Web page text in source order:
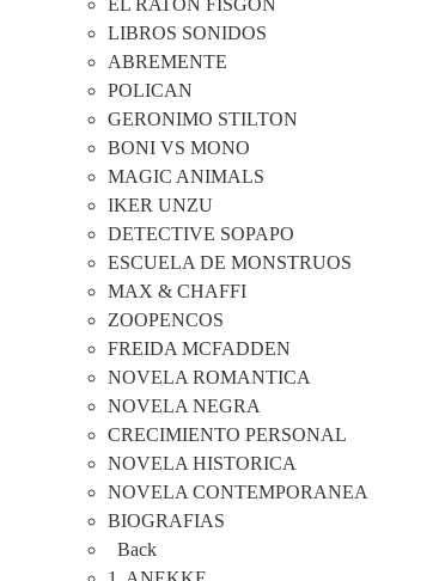
EL RATON FISGON
LIBROS SONIDOS
ABREMENTE
POLICAN
GERONIMO STILTON
BONI VS MONO
MAGIC ANIMALS
IKER UNZU
DETECTIVE SOPAPO
ESCUELA DE MONSTRUOS
MAX & CHAFFI
ZOOPENCOS
FREIDA MCFADDEN
NOVELA ROMANTICA
NOVELA NEGRA
CRECIMIENTO PERSONAL
NOVELA HISTORICA
NOVELA CONTEMPORANEA
BIOGRAFIAS
Back